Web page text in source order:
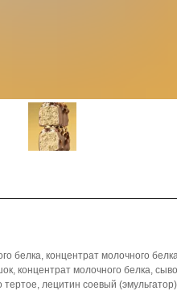
белка, концентрат молочного
концентрат молочного белка,
тертое, лецитин соевый